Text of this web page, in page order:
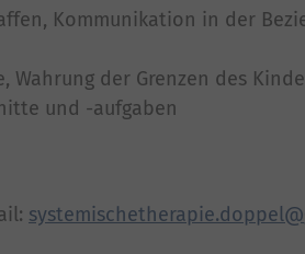
Kommunikation in der
Wahrung der Grenzen des
und -aufgaben
systemischetherapie.doppel